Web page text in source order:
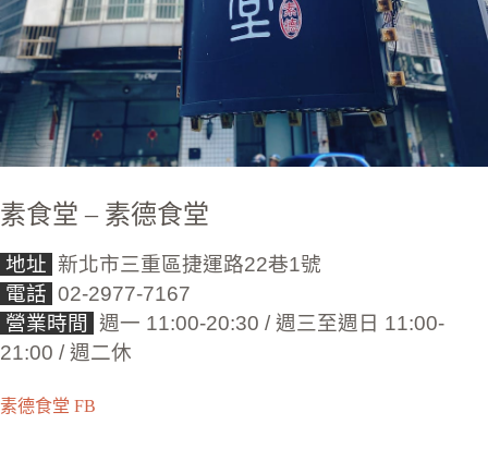
素食堂 – 素德食堂
地址 新北市三重區捷運路22巷1號
電話 02-2977-7167
營業時間
週一 11:00-20:30 / 週三至週日 11:00-
21:00 / 週二休
素德食堂 FB